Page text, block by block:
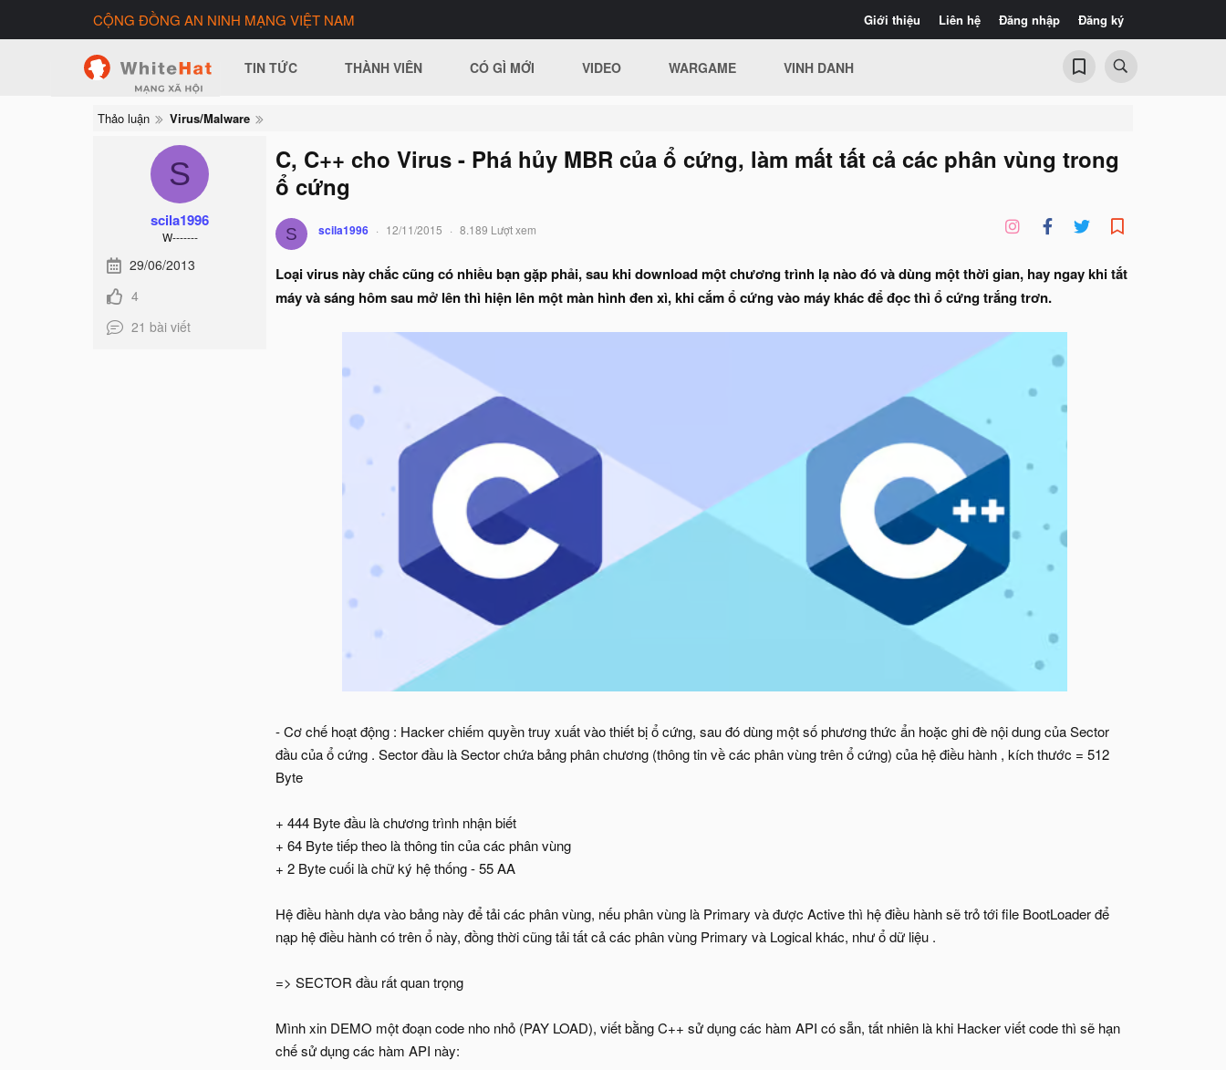
Giới thiệu Liên hệ Đăng nhập Đăng ký
CỘNG ĐỒNG AN NINH MẠNG VIỆT NAM
TIN TỨC THÀNH VIÊN CÓ GÌ MỚI VIDEO WARGAME VINH DANH
Thảo luận Virus/Malware
S
scila1996
W-------
29/06/2013
4
21 bài viết
C, C++ cho Virus - Phá hủy MBR của ổ cứng, làm mất tất cả các phân vùng trong
ổ cứng
S scila1996 12/11/2015 8.189 Lượt xem
Loại virus này chắc cũng có nhiều bạn gặp phải, sau khi download một chương trình lạ nào đó và dùng một thời gian, hay ngay khi tắt
máy và sáng hôm sau mở lên thì hiện lên một màn hình đen xì, khi cắm ổ cứng vào máy khác để đọc thì ổ cứng trắng trơn.
- Cơ chế hoạt động : Hacker chiếm quyền truy xuất vào thiết bị ổ cứng, sau đó dùng một số phương thức ẩn hoặc ghi đè nội dung của Sector
đầu của ổ cứng . Sector đầu là Sector chứa bảng phân chương (thông tin về các phân vùng trên ổ cứng) của hệ điều hành , kích thước = 512
Byte
+ 444 Byte đầu là chương trình nhận biết
+ 64 Byte tiếp theo là thông tin của các phân vùng
+ 2 Byte cuối là chữ ký hệ thống - 55 AA
Hệ điều hành dựa vào bảng này để tải các phân vùng, nếu phân vùng là Primary và được Active thì hệ điều hành sẽ trỏ tới file BootLoader để
nạp hệ điều hành có trên ổ này, đồng thời cũng tải tất cả các phân vùng Primary và Logical khác, như ổ dữ liệu .
=> SECTOR đầu rất quan trọng
Mình xin DEMO một đoạn code nho nhỏ (PAY LOAD), viết bằng C++ sử dụng các hàm API có sẵn, tất nhiên là khi Hacker viết code thì sẽ hạn
chế sử dụng các hàm API này: